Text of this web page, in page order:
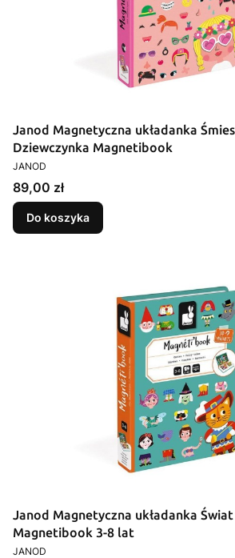
Janod Magnetyczna układanka
Dziewczynka Magnetibook
PRODUCENT
JANOD
Cena
89,00 zł
Do koszyka
Janod Magnetyczna układanka
Magnetibook 3-8 lat
PRODUCENT
JANOD